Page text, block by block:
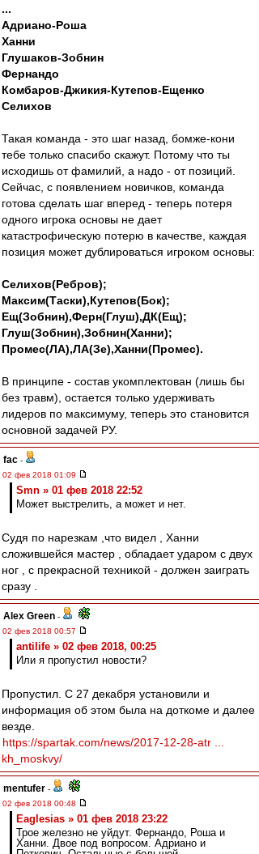
...
Адриано-Роша
Ханни
Глушаков-Зобнин
Фернандо
Комбаров-Джикия-Кутепов-Ещенко
Селихов
Такая команда - это шаг назад, бомже-кони
тебе только спасибо скажут. Потому что ты
исходишь от фамилий, а надо - от позиций.
Сейчас, с появлением новичков, команда
готова сделать шаг вперед - теперь потеря
одного игрока основы не дает
катастрофическую потерю в качестве, каждая
позиция может дублироваться игроком основы:
Селихов(Ребров);
Максим(Таски),Кутепов(Бок);
Ещ(Зобнин),Ферн(Глуш),ДК(Ещ);
Глуш(Зобнин),Зобнин(Ханни);
Промес(ЛА),ЛА(Зе),Ханни(Промес).
В принципе - состав укомплектован (лишь бы
без травм), остается только удерживать
лидеров по максимуму, теперь это становится
основной задачей РУ.
fac -
02 фев 2018 01:09
Smn » 01 фев 2018 22:52
Может выстрелить, а может и нет.
Судя по нарезкам ,что видел , Ханни
сложившейся мастер , обладает ударом с двух
ног , с прекрасной техникой - должен заиграть
сразу .
Alex Green -
02 фев 2018 00:57
antilife » 02 фев 2018, 00:25
Или я пропустил новости?
Пропустил. С 27 декабря установили и
информация об этом была на доткоме и далее
везде.
https://spartak.com/news/2017-12-28-atr ...
kh_moskvy/
mentufer -
02 фев 2018 00:48
Eaglesias » 01 фев 2018 23:22
Трое железно не уйдут. Фернандо, Роша и
Ханни. Двое под вопросом. Адриано и